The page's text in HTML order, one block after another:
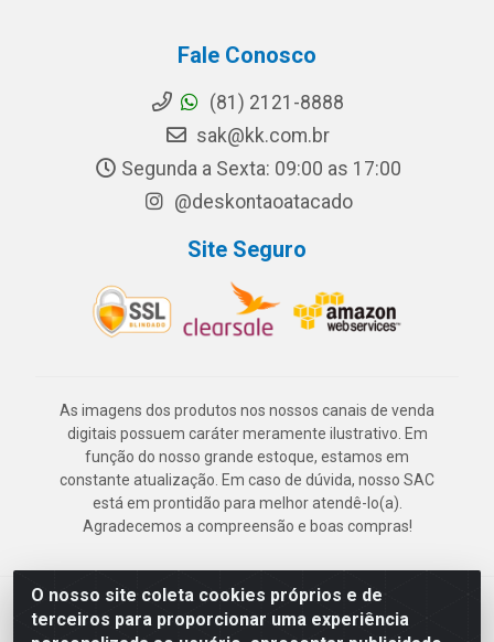
O nosso site coleta cookies próprios e de
terceiros para proporcionar uma experiência
Fale Conosco
(81) 2121-8888
sak@kk.com.br
Segunda a Sexta: 09:00 as 17:00
@deskontaoatacado
Site Seguro
As imagens dos produtos nos nossos canais de venda
digitais possuem caráter meramente ilustrativo. Em
função do nosso grande estoque, estamos em
constante atualização. Em caso de dúvida, nosso SAC
está em prontidão para melhor atendê-lo(a).
Agradecemos a compreensão e boas compras!
Deskontão Atacado - Av. Marechal Mascarenhas de Morais, 2471 -
Imbiribeira - Recife/PE - CEP 51.150-001 - CNPJ 24.150.377/0003-